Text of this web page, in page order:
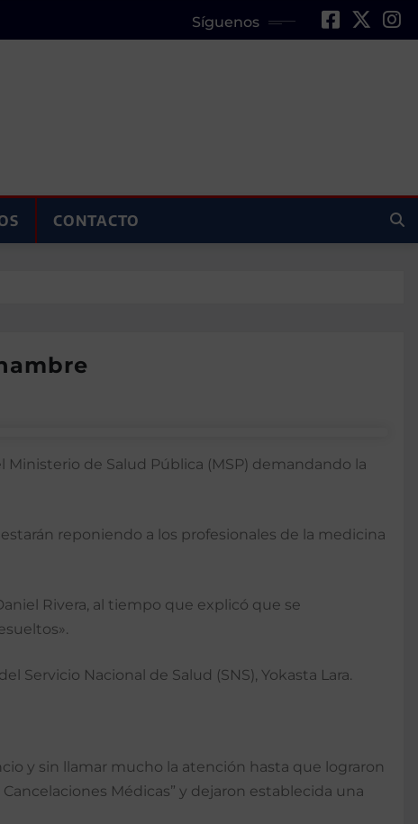
Síguenos
CONTACTO
de Salud Pública (MSP) demandando la
reponiendo a los profesionales de la medicina
Rivera, al tiempo que explicó que se
Nacional de Salud (SNS), Yokasta Lara.
y sin llamar mucho la atención hasta que lograron
Médicas” y dejaron establecida una